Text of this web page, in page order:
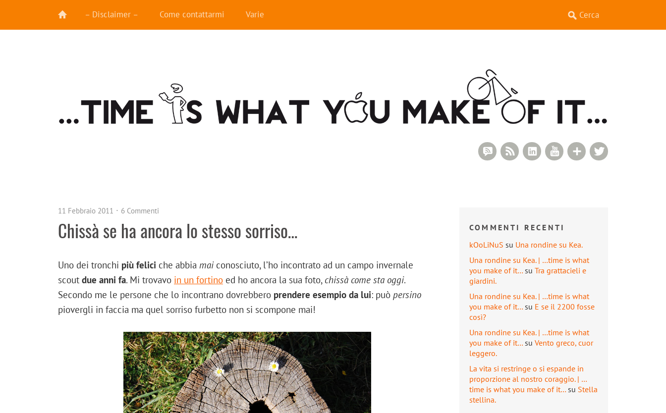
– Disclaimer – Come contattarmi Varie
Google+
YouTube
LinkedIn
RSS Feed
RSS Comments
11 Febbraio 2011 6 Commenti
Chissà se ha ancora lo stesso sorriso…
Uno dei tronchi più felici che abbia maiconosciuto, l’ho incontrato ad un campo invernale
scout due anni fa. Mi trovavo in un fortino ed ho ancora la sua foto, chissà come sta oggi.
Secondo me le persone che lo incontrano dovrebbero prendere esempio da lui: può persino
piovergli in faccia ma quel sorriso furbetto non si scompone mai!
COMMENTI RECENTI
kOoLiNuS su Una rondine su Kea.
Una rondine su Kea. | …time is what
you make of it… su Tra grattacieli e
giardini.
Una rondine su Kea. | …time is what
you make of it… su E se il 2200 fosse
così?
Una rondine su Kea. | …time is what
you make of it… su Vento greco, cuor
leggero.
La vita si restringe o si espande in
proporzione al nostro coraggio. | …
time is what you make of it… su Stella
stellina.